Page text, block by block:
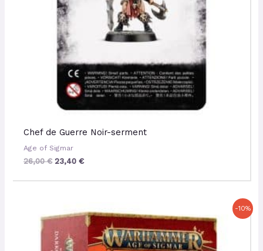
Chef de Guerre Noir-serment
Age of Sigmar
26,00€ 23,40 €
-10%
prix
était :
42,00 €.
prix
actuel
est :
37,80 €.